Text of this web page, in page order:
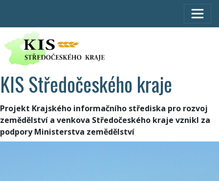
KIS Středočeského kraje
Projekt Krajského informačního střediska pro rozvoj
zemědělství a venkova Středočeského kraje vznikl za
podpory Ministerstva zemědělství